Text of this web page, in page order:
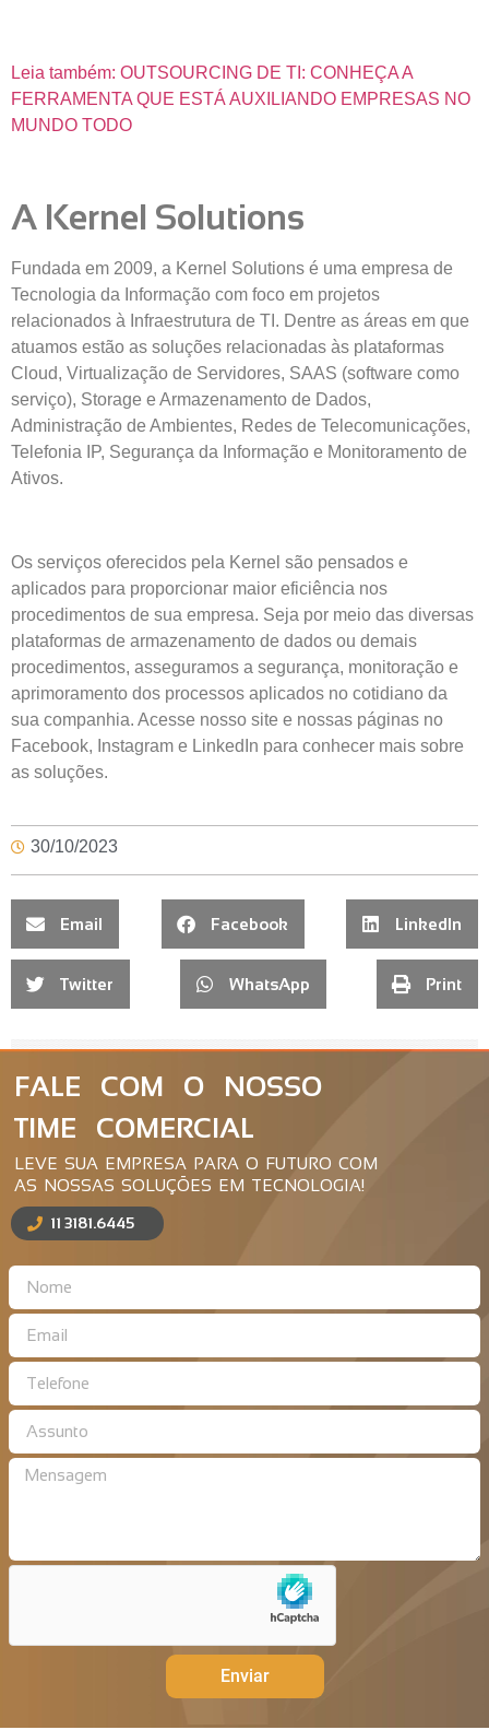
Leia também: OUTSOURCING DE TI: CONHEÇA A
FERRAMENTA QUE ESTÁ AUXILIANDO EMPRESAS NO
MUNDO TODO
A Kernel Solutions
Fundada em 2009, a Kernel Solutions é uma empresa de
Tecnologia da Informação com foco em projetos
relacionados à Infraestrutura de TI. Dentre as áreas em que
atuamos estão as soluções relacionadas às plataformas
Cloud, Virtualização de Servidores, SAAS (software como
serviço), Storage e Armazenamento de Dados,
Administração de Ambientes, Redes de Telecomunicações,
Telefonia IP, Segurança da Informação e Monitoramento de
Ativos.
Os serviços oferecidos pela Kernel são pensados e
aplicados para proporcionar maior eficiência nos
procedimentos de sua empresa. Seja por meio das diversas
plataformas de armazenamento de dados ou demais
procedimentos, asseguramos a segurança, monitoração e
aprimoramento dos processos aplicados no cotidiano da
sua companhia. Acesse nosso site e nossas páginas no
Facebook, Instagram e LinkedIn para conhecer mais sobre
as soluções.
30/10/2023
Email Facebook LinkedIn
Twitter WhatsApp Print
FALE COM O NOSSO
TIME COMERCIAL
LEVE SUA EMPRESA PARA O FUTURO COM
AS NOSSAS SOLUÇÕES EM TECNOLOGIA!
11 3181.6445
Enviar